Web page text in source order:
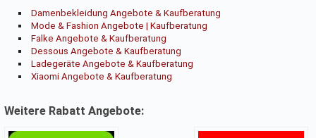
Damenbekleidung Angebote & Kaufberatung
Mode & Fashion Angebote | Kaufberatung
Falke Angebote & Kaufberatung
Dessous Angebote & Kaufberatung
Ladegeräte Angebote & Kaufberatung
Xiaomi Angebote & Kaufberatung
Weitere Rabatt Angebote: